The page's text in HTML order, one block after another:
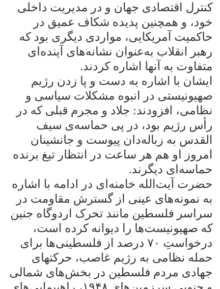
کنترل اقتصادی جهان و در مدیریت داخلی
خود، و همچنین پدیده شکاف عمیق در
حاکمیت آمریکایی، مواردی دیگری بود که
رهبر انقلاب به‌عنوان نشانه‌های آینده‌ای
متفاوت به آنها اشاره کردند.
ایشان با اشاره به دست و پا زدن رژیم
صهیونیستی در انبوه مشکلات سیاسی و
نظامی، افزودند: جلاد و مجرم قبلی که در
رأس رژیم بود، در پی حماسه‌ی سیف
القدس به زباله‌دان پیوست و جانشینان
امروز او هم هر ساعت در انتظار تیغ برنده
حماسه‌ای دیگرند.
حضرت آیت‌الله خامنه‌ای در ادامه با اشاره
به نمونه‌های عینی از گسترش مقاومت در
سراسر فلسطین مانند تحرک اردوگاه جنین
که صهیونیست‌ها را دیوانه کرده است،
درخواستِ
درصد از فلسطینی‌ها برای
حمله نظامی به رژیم غاصب، حرکتهای
جهادی مردم فلسطین در بخش‌های شمالی